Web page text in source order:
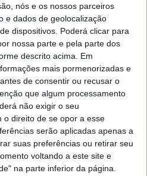
nós e os nossos parceiros
e dados de geolocalização
dispositivos. Poderá clicar para
nossa parte e pela parte dos
descrito acima. Em
mais pormenorizadas e
de consentir ou recusar o
que algum processamento
não exigir o seu
o direito de se opor a esse
serão aplicadas apenas a
suas preferências ou retirar seu
voltando a este site e
na parte inferior da página.
temporada da 250SMX,
Jo Shimoda, líder da
na esperança de
o título.
e Deegan
conseguiu levantar-
a sua moto, mas
começou a
ombro esquerdo. O
afastou-se e começou
médica da Alpinestars
para tirar o capacete.